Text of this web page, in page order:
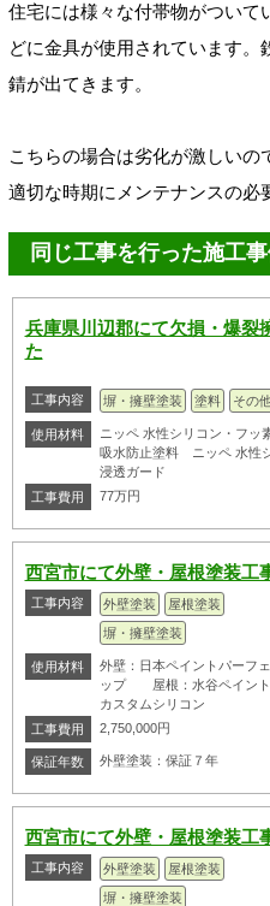
住宅には様々な付帯物がついて
どに金具が使用されています。
錆が出てきます。
こちらの場合は劣化が激しい
適切な時期にメンテナンスの必
同じ工事を行った施工事
兵庫県川辺郡にて欠損・爆裂
た
工事内容 塀・擁壁塗装 塗料 その
使用材料
ニッペ 水性シリコン・フッ
吸水防止塗料 ニッペ 水性
浸透ガード
工事費用
77万円
西宮市にて外壁・屋根塗装工
工事内容 外壁塗装
屋根塗装
塀・擁壁塗装
使用材料
外壁：日本ペイントパーフ
ップ 屋根：水谷ペイン
カスタムシリコン
工事費用
2,750,000円
保証年数 外壁塗装：保証７年
西宮市にて外壁・屋根塗装工
工事内容 外壁塗装
屋根塗装
塀・擁壁塗装